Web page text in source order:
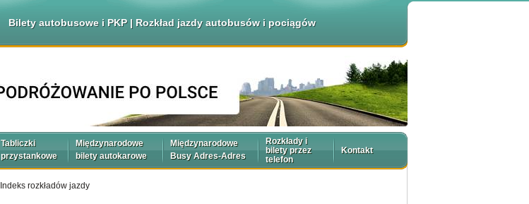
Bilety autobusowe i PKP | Rozkład jazdy autobusów i pociągów
Tabliczki
przystankowe
Międzynarodowe
bilety autokarowe
Międzynarodowe
Busy Adres-Adres
Rozkłady i
bilety przez
telefon
Kontakt
Indeks rozkładów jazdy